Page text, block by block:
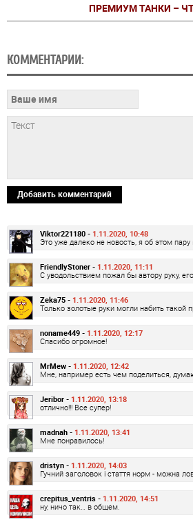
ПРЕМИУМ ТАНКИ –
КОММЕНТАРИИ:
Добавить комментарий
Viktor221180 - 1.11.2020, 10:48
Это уже далеко не новость, я об этом
FriendlyStoner - 1.11.2020, 11:11
С уводольствием пожал бы автору руку,
Zeka75 - 1.11.2020, 11:46
Только золотые руки могли набить такой
noname449 - 1.11.2020, 12:17
Спасибо огромное!
MrMew - 1.11.2020, 12:42
Мне, например есть чем поделиться,
Jeribor - 1.11.2020, 13:18
отлично!!! Все супер!
madnah - 1.11.2020, 13:41
Мне понравилось!
dristyn - 1.11.2020, 14:03
Гучний заголовок і стаття норм - можна
crepitus_ventris - 1.11.2020, 14:51
ну, ничо так… в общем.